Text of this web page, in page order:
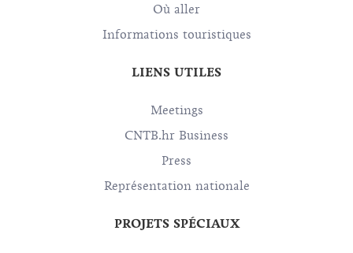
Où aller
Informations touristiques
LIENS UTILES
Meetings
CNTB.hr Business
Press
Représentation nationale
PROJETS SPÉCIAUX